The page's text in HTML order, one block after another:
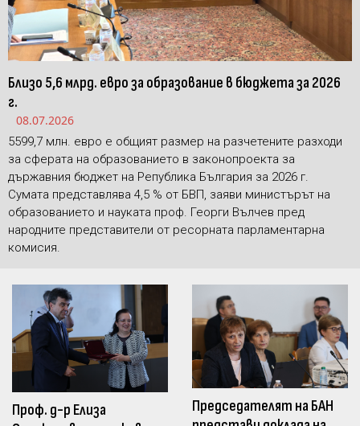
Близо 5,6 млрд. евро за образование в бюджета за 2026
г.
08.07.2026
5599,7 млн. евро е общият размер на разчетените разходи
за сферата на образованието в законопроекта за
държавния бюджет на Република България за 2026 г.
Сумата представлява 4,5 % от БВП, заяви министърът на
образованието и науката проф. Георги Вълчев пред
народните представители от ресорната парламентарна
комисия.
Проф. д-р Елиза
Председателят на БАН